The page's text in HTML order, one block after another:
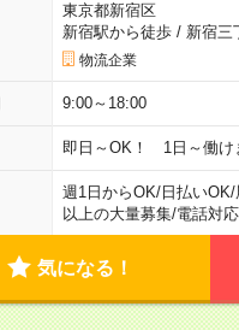
東京都新宿区
新宿駅から徒歩/ 新宿三
物流企業
9:00～18:00
即日～OK！ 1日～働け
週1日からOK/日払いOK/
以上の大量募集/電話対
気になる！